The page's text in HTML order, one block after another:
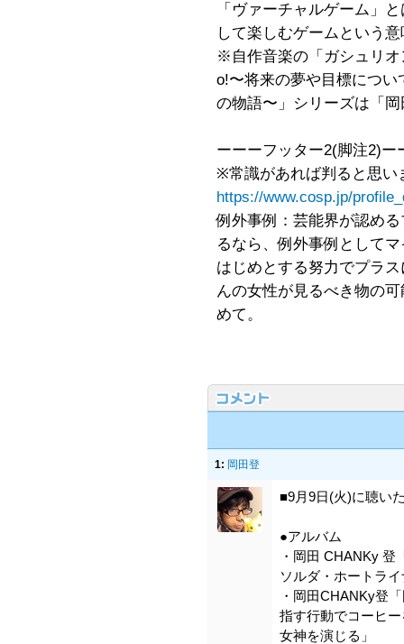
「ヴァーチャルゲーム」
して楽しむゲームという意
※自作音楽の「ガシュリオ
o!〜将来の夢や目標につ
の物語〜」シリーズは「
ーーーフッター2(脚注2)ー
※常識があれば判ると思い
https://www.cosp.jp/
例外事例：芸能界が認め
るなら、例外事例として
はじめとする努力でプラ
んの女性が見るべき物の
めて。
1: 岡田登
■9月9日(火)に聴い
●アルバム
・岡田 CHANKy
ソルダ・ホートラ
・岡田CHANKy登
指す行動でコーヒ
女神を演じる」